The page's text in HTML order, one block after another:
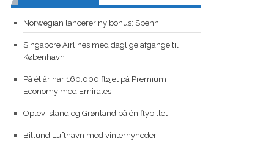
Norwegian lancerer ny bonus: Spenn
Singapore Airlines med daglige afgange til
København
På ét år har 160.000 fløjet på Premium
Economy med Emirates
Oplev Island og Grønland på én flybillet
Billund Lufthavn med vinternyheder